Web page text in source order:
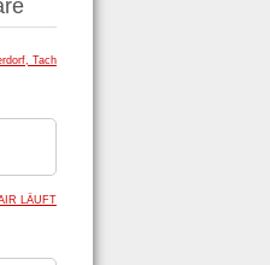
Tach
LÄUFT